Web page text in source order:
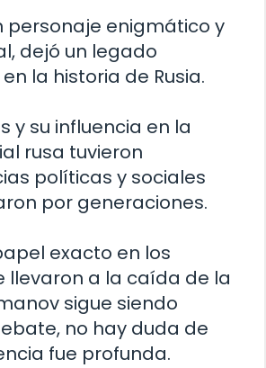
personaje enigmático y
dejó un legado
la historia de Rusia.
y su influencia en la
rusa tuvieron
políticas y sociales
por generaciones.
exacto en los
llevaron a la caída de la
sigue siendo
no hay duda de
fue profunda.